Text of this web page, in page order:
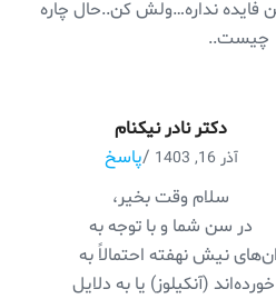
فایده نداره…ولش کن..حال چاره
چیست..
دکتر نادر نیکنام
آذر 16, 1403 /پاسخ
سلام وقت بخیر،
در سن شما و با توجه به
نیش نهفته احتمالاً به
(آنکیلوز) یا به دلایل